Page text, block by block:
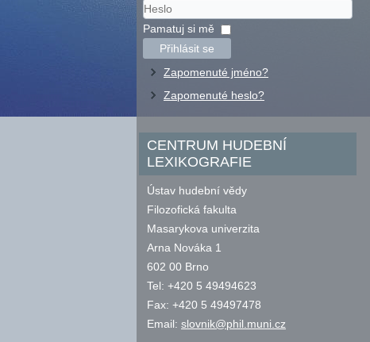
Uživatelské
jméno
Heslo
Pamatuj si mě
Přihlásit se
Zapomenuté jméno?
Zapomenuté heslo?
CENTRUM HUDEBNÍ
LEXIKOGRAFIE
Ústav hudební vědy
Filozofická fakulta
Masarykova univerzita
Arna Nováka 1
602 00 Brno
Tel: +420 5 49494623
Fax: +420 5 49497478
Email: slovnik@phil.muni.cz